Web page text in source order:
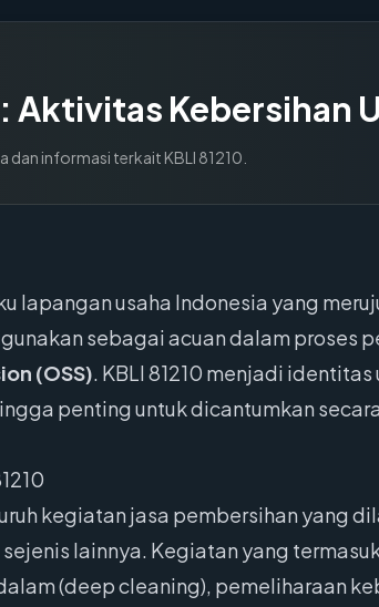
: Aktivitas Kebersihan
dan informasi terkait KBLI 81210
lapangan usaha Indonesia yang
sebagai acuan dalam proses
(OSS). KBLI 81210 menjadi
penting untuk dicantumkan
kegiatan jasa pembersihan yang
lainnya. Kegiatan yang
(deep cleaning), pemeliharaan